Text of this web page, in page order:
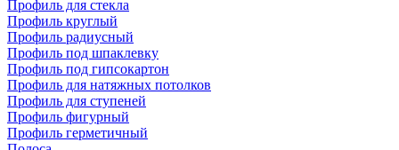
Профиль для стекла
Профиль круглый
Профиль радиусный
Профиль под шпаклевку
Профиль под гипсокартон
Профиль для натяжных потолков
Профиль для ступеней
Профиль фигурный
Профиль герметичный